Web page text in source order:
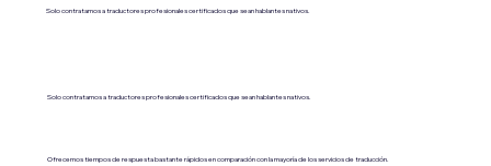
Solo contratamos a traductores profesionales certificados que sean hablantes nativos.
Solo contratamos a traductores profesionales certificados que sean hablantes nativos.
Ofrecemos tiempos de respuesta bastante rápidos en comparación con la mayoría de los servicios de traducción.